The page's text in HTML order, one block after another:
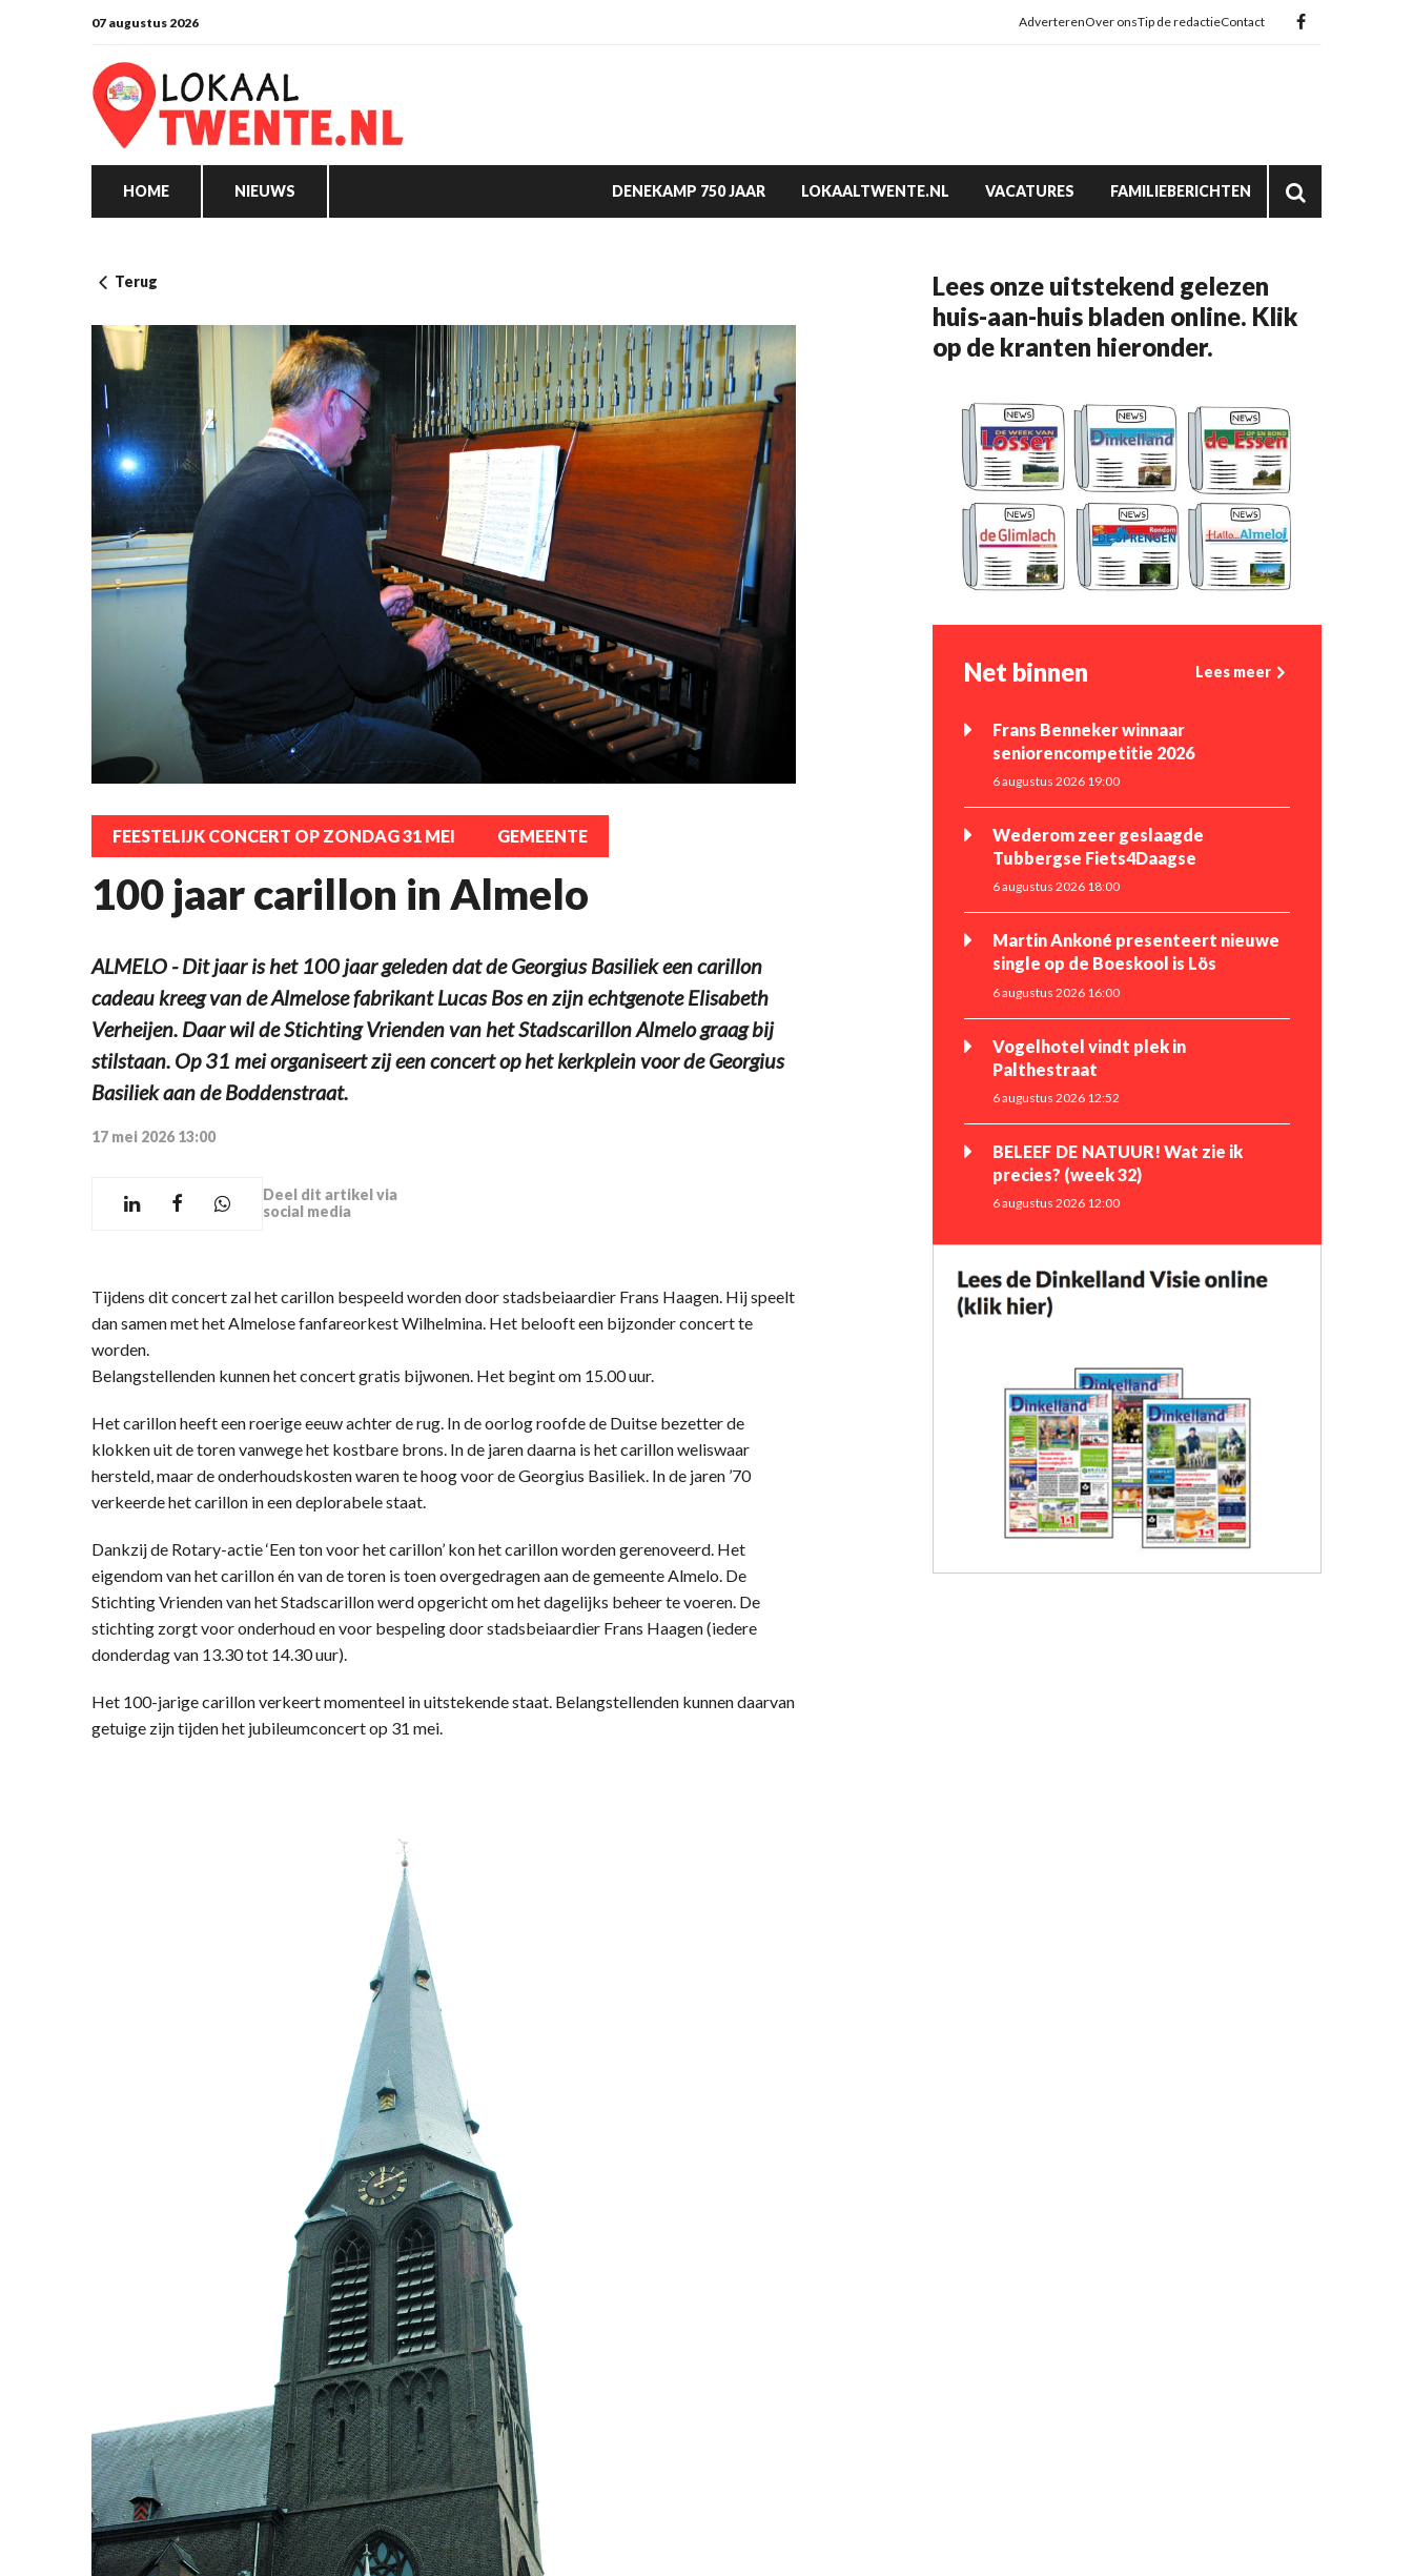
07 augustus 2026 AdverterenOver onsTip de redactieContact
HOME NIEUWS DENEKAMP 750 JAAR LOKAALTWENTE.NL VACATURES FAMILIEBERICHTEN
Terug
FEESTELIJK CONCERT OP ZONDAG 31 MEI GEMEENTE
100 jaar carillon in Almelo
ALMELO - Dit jaar is het 100 jaar geleden dat de Georgius Basiliek een carillon
cadeau kreeg van de Almelose fabrikant Lucas Bos en zijn echtgenote Elisabeth
Verheijen. Daar wil de Stichting Vrienden van het Stadscarillon Almelo graag bij
stilstaan. Op 31 mei organiseert zij een concert op het kerkplein voor de Georgius
Basiliek aan de Boddenstraat.
17 mei 2026 13:00
Deel dit artikel via
social media
Tijdens dit concert zal het carillon bespeeld worden door stadsbeiaardier Frans Haagen. Hij speelt
dan samen met het Almelose fanfareorkest Wilhelmina. Het belooft een bijzonder concert te
worden.
Belangstellenden kunnen het concert gratis bijwonen. Het begint om 15.00 uur.
Het carillon heeft een roerige eeuw achter de rug. In de oorlog roofde de Duitse bezetter de
klokken uit de toren vanwege het kostbare brons. In de jaren daarna is het carillon weliswaar
hersteld, maar de onderhoudskosten waren te hoog voor de Georgius Basiliek. In de jaren ’70
verkeerde het carillon in een deplorabele staat.
Dankzij de Rotary-actie ‘Een ton voor het carillon’ kon het carillon worden gerenoveerd. Het
eigendom van het carillon én van de toren is toen overgedragen aan de gemeente Almelo. De
Stichting Vrienden van het Stadscarillon werd opgericht om het dagelijks beheer te voeren. De
stichting zorgt voor onderhoud en voor bespeling door stadsbeiaardier Frans Haagen (iedere
donderdag van 13.30 tot 14.30 uur).
Het 100-jarige carillon verkeert momenteel in uitstekende staat. Belangstellenden kunnen daarvan
getuige zijn tijden het jubileumconcert op 31 mei.
Lees onze uitstekend gelezen
huis-aan-huis bladen online. Klik
op de kranten hieronder.
Net binnen Lees meer
Frans Benneker winnaar
seniorencompetitie 2026
6 augustus 2026 19:00
Wederom zeer geslaagde
Tubbergse Fiets4Daagse
6 augustus 2026 18:00
Martin Ankoné presenteert nieuwe
single op de Boeskool is Lös
6 augustus 2026 16:00
Vogelhotel vindt plek in
Palthestraat
6 augustus 2026 12:52
BELEEF DE NATUUR! Wat zie ik
precies? (week 32)
6 augustus 2026 12:00